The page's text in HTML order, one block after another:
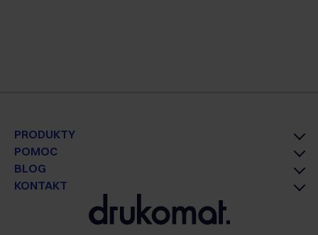
PRODUKTY
POMOC
BLOG
KONTAKT